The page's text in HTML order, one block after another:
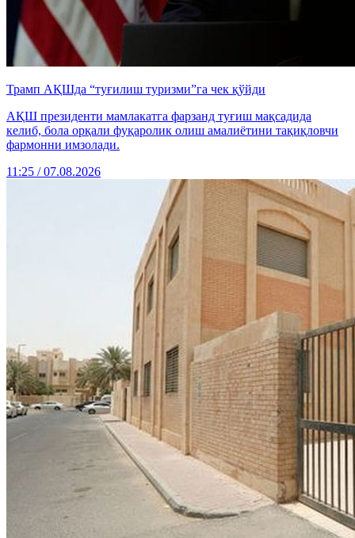
Трамп АҚШда “туғилиш туризми”га чек қўйди
АҚШ президенти мамлакатга фарзанд туғиш мақсадида
келиб, бола орқали фуқаролик олиш амалиётини тақиқловчи
фармонни имзолади.
11:25 / 07.08.2026